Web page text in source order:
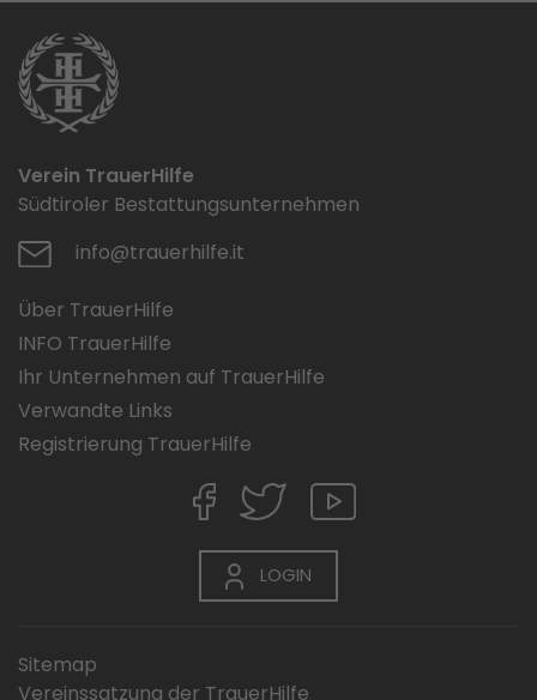
Verein TrauerHilfe
Südtiroler Bestattungsunternehmen
info@trauerhilfe.it
Über TrauerHilfe
INFO TrauerHilfe
Ihr Unternehmen auf TrauerHilfe
Verwandte Links
Registrierung TrauerHilfe
LOGIN
Sitemap
Vereinssatzung der TrauerHilfe